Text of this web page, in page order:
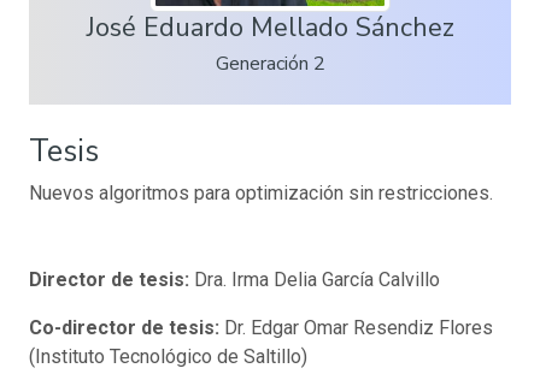
José Eduardo Mellado Sánchez
Generación 2
Tesis
Nuevos algoritmos para optimización sin restricciones.
Director de tesis: Dra. Irma Delia García Calvillo
Co-director de tesis: Dr. Edgar Omar Resendiz Flores
(Instituto Tecnológico de Saltillo)